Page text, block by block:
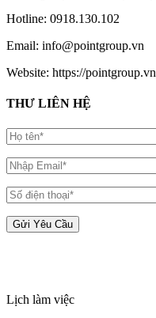
Hotline: 0918.130.102
Email: info@pointgroup.vn
Website: https://pointgroup.vn
THƯ LIÊN HỆ
Lịch làm việc